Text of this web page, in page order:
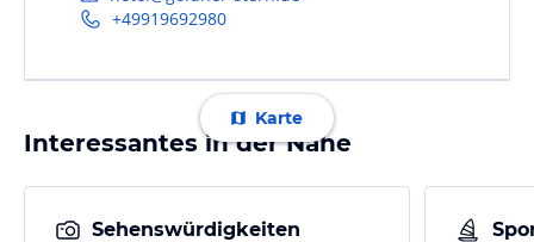
+49919692980
Karte
Interessantes in der Nähe
Sehenswürdigkeiten